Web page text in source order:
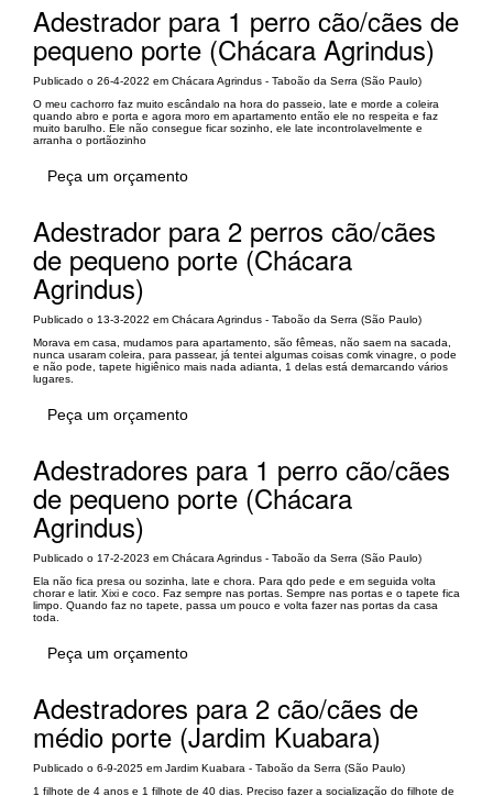
Adestrador para 1 perro cão/cães de
pequeno porte (Chácara Agrindus)
Publicado o 26-4-2022 em Chácara Agrindus - Taboão da Serra (São Paulo)
O meu cachorro faz muito escândalo na hora do passeio, late e morde a coleira
quando abro e porta e agora moro em apartamento então ele no respeita e faz
muito barulho. Ele não consegue ficar sozinho, ele late incontrolavelmente e
arranha o portãozinho
Peça um orçamento
Adestrador para 2 perros cão/cães
de pequeno porte (Chácara
Agrindus)
Publicado o 13-3-2022 em Chácara Agrindus - Taboão da Serra (São Paulo)
Morava em casa, mudamos para apartamento, são fêmeas, não saem na sacada,
nunca usaram coleira, para passear, já tentei algumas coisas comk vinagre, o pode
e não pode, tapete higiênico mais nada adianta, 1 delas está demarcando vários
lugares.
Peça um orçamento
Adestradores para 1 perro cão/cães
de pequeno porte (Chácara
Agrindus)
Publicado o 17-2-2023 em Chácara Agrindus - Taboão da Serra (São Paulo)
Ela não fica presa ou sozinha, late e chora. Para qdo pede e em seguida volta
chorar e latir. Xixi e coco. Faz sempre nas portas. Sempre nas portas e o tapete fica
limpo. Quando faz no tapete, passa um pouco e volta fazer nas portas da casa
toda.
Peça um orçamento
Adestradores para 2 cão/cães de
médio porte (Jardim Kuabara)
Publicado o 6-9-2025 em Jardim Kuabara - Taboão da Serra (São Paulo)
1 filhote de 4 anos e 1 filhote de 40 dias. Preciso fazer a socialização do filhote de